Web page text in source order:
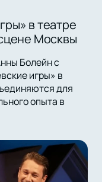
в театре
Москвы
Болейн с
игры» в
для
опыта в